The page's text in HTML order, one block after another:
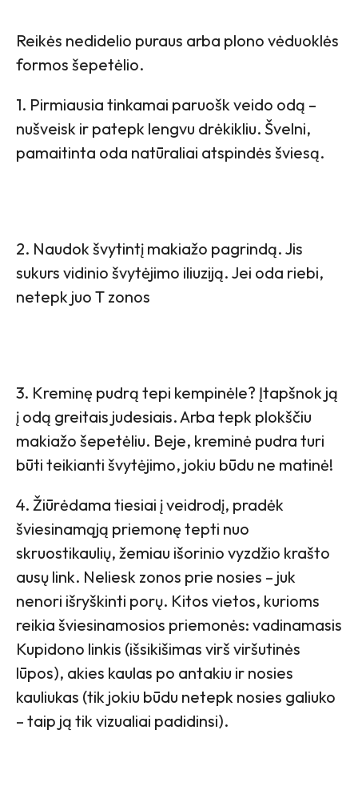
Reikės nedidelio puraus arba plono vėduoklės
formos šepetėlio.
1. Pirmiausia tinkamai paruošk veido odą –
nušveisk ir patepk lengvu drėkikliu. Švelni,
pamaitinta oda natūraliai atspindės šviesą.
2. Naudok švytintį makiažo pagrindą. Jis
sukurs vidinio švytėjimo iliuziją. Jei oda riebi,
netepk juo T zonos
3. Kreminę pudrą tepi kempinėle? Įtapšnok ją
į odą greitais judesiais. Arba tepk plokščiu
makiažo šepetėliu. Beje, kreminė pudra turi
būti teikianti švytėjimo, jokiu būdu ne matinė!
4. Žiūrėdama tiesiai į veidrodį, pradėk
šviesinamąją priemonę tepti nuo
skruostikaulių, žemiau išorinio vyzdžio krašto
ausų link. Neliesk zonos prie nosies – juk
nenori išryškinti porų. Kitos vietos, kurioms
reikia šviesinamosios priemonės: vadinamasis
Kupidono linkis (išsikišimas virš viršutinės
lūpos), akies kaulas po antakiu ir nosies
kauliukas (tik jokiu būdu netepk nosies galiuko
– taip ją tik vizualiai padidinsi).